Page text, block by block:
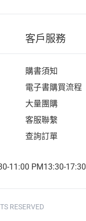
客戶服務
購書須知
電子書購買流程
大量團購
客服聯繫
查詢訂單
11:00 PM13:30-17:30
RESERVED